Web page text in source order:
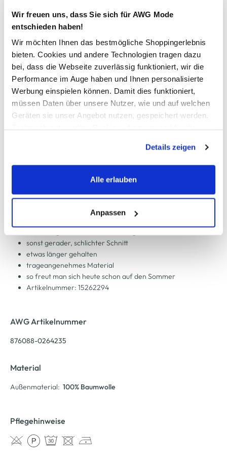
Wir freuen uns, dass Sie sich für AWG Mode
entschieden haben!
Wir möchten Ihnen das bestmögliche Shoppingerlebnis
bieten. Cookies und andere Technologien tragen dazu
bei, dass die Webseite zuverlässig funktioniert, wir die
Performance im Auge haben und Ihnen personalisierte
Werbung einspielen können. Damit dies funktioniert,
müssen Daten über unsere Nutzer, wie und auf welchen
Geräten sie unser Angebot nutzen, gespeichert werden.
werden, werden bei der Nutzung der Webseite auf jeden
Fall gesetzt. Cookies von Drittanbietern für Analyse- oder
Trackingzwecke werden nur dann aktiviert, wenn Sie das
erlauben" bzw. "Alle erlauben" klicken. Mehr dazu
(einschließlich der Möglichkeit, die Einwilligungserklärung
zu ändern oder zu widerrufen) erfahren Sie in unserem
Cookie-Hinweisbzw. derDatenschutzerklärung.
Details zeigen
Alle erlauben
Anpassen
In den Warenkorb
Schneller DHL Versand: in 1–3 Werktagen
Kostenfreie Rücksendung innerhalb 14 Tage
Kostenlose Filiallieferung in Ihre Wunschfiliale
Only ONLMAY S/L MIX DRESS Kleid
sommerliches Damen Kleid von Only
sonst gerader, schlichter Schnitt
etwas länger gehalten
trageangenehmes Material
so freut man sich heute schon auf den Sommer
Artikelnummer: 15262294
AWG Artikelnummer
876088-0264235
Material
Außenmaterial: 100% Baumwolle
Pflegehinweise